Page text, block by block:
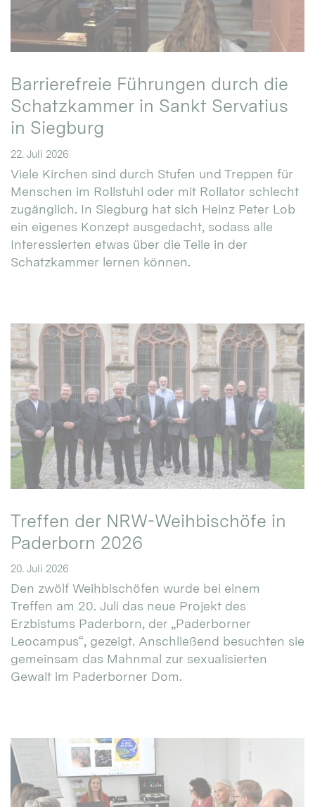
Barrierefreie Führungen durch die
Schatzkammer in Sankt Servatius
in Siegburg
22. Juli 2026
Viele Kirchen sind durch Stufen und Treppen für
Menschen im Rollstuhl oder mit Rollator schlecht
zugänglich. In Siegburg hat sich Heinz Peter Lob
ein eigenes Konzept ausgedacht, sodass alle
Interessierten etwas über die Teile in der
Schatzkammer lernen können.
Treffen der NRW-Weihbischöfe in
Paderborn 2026
20. Juli 2026
Den zwölf Weihbischöfen wurde bei einem
Treffen am 20. Juli das neue Projekt des
Erzbistums Paderborn, der „Paderborner
Leocampus“, gezeigt. Anschließend besuchten sie
gemeinsam das Mahnmal zur sexualisierten
Gewalt im Paderborner Dom.